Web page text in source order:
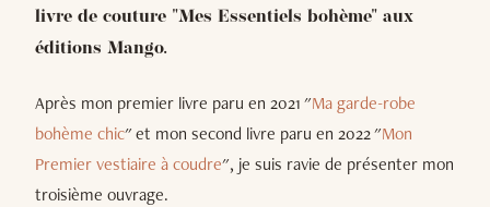
livre de couture "Mes Essentiels bohème" aux
éditions Mango.
Après mon premier livre paru en 2021 "Ma garde-robe
bohème chic" et mon second livre paru en 2022 "Mon
Premier vestiaire à coudre", je suis ravie de présenter mon
troisième ouvrage.